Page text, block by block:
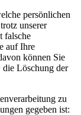
persönlichen
unserer
falsche
auf Ihre
können Sie
die Löschung der
zu
gegeben ist: